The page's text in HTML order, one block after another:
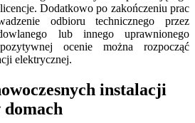
Dodatkowo po zakończeniu prac
odbioru technicznego przez
lub innego uprawnionego
ocenie można rozpocząć
elektrycznej.
instalacji